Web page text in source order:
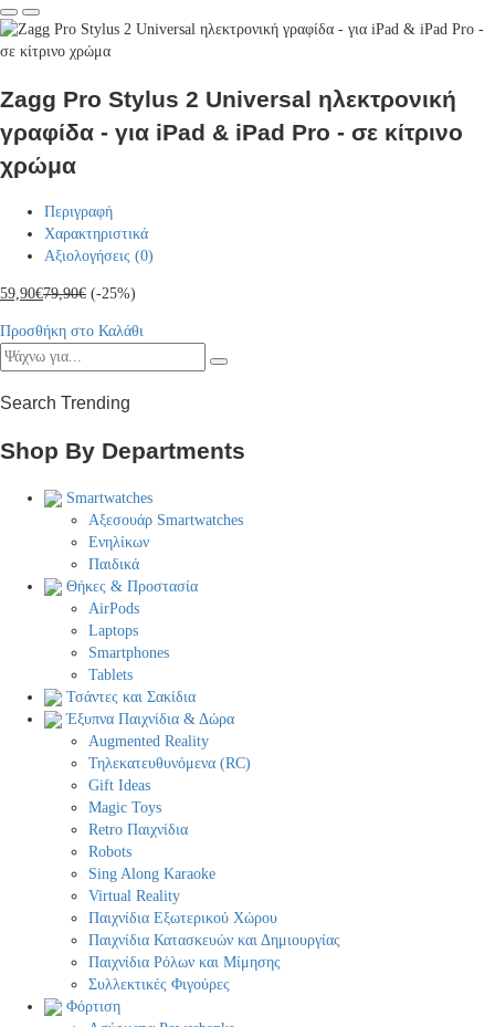
Zagg Pro Stylus 2 Universal ηλεκτρονική
γραφίδα - για iPad & iPad Pro - σε κίτρινο
χρώμα
Περιγραφή
Χαρακτηριστικά
Αξιολογήσεις (0)
59,90€79,90€ (-25%)
Προσθήκη στο Καλάθι
Search Trending
Shop By Departments
Smartwatches
Αξεσουάρ Smartwatches
Ενηλίκων
Παιδικά
Θήκες & Προστασία
AirPods
Laptops
Smartphones
Tablets
Τσάντες και Σακίδια
Έξυπνα Παιχνίδια & Δώρα
Augmented Reality
Τηλεκατευθυνόμενα (RC)
Gift Ideas
Magic Toys
Retro Παιχνίδια
Robots
Sing Along Karaoke
Virtual Reality
Παιχνίδια Εξωτερικού Χώρου
Παιχνίδια Κατασκευών και Δημιουργίας
Παιχνίδια Ρόλων και Μίμησης
Συλλεκτικές Φιγούρες
Φόρτιση